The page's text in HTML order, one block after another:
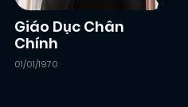
Giáo Dục Chân
Chính
01/01/1970